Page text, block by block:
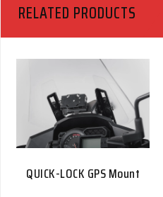
RELATED PRODUCTS
QUICK-LOCK GPS Mount